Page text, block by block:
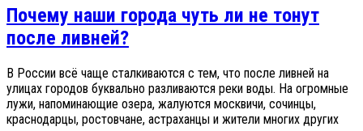
Почему наши города чуть ли не тонут
после ливней?
В России всё чаще сталкиваются с тем, что после ливней на
улицах городов буквально разливаются реки воды. На огромные
лужи, напоминающие озера, жалуются москвичи, сочинцы,
краснодарцы, ростовчане, астраханцы и жители многих других